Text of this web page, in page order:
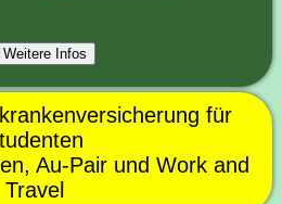
Weitere Infos
für
Au-Pair und Work and
Travel